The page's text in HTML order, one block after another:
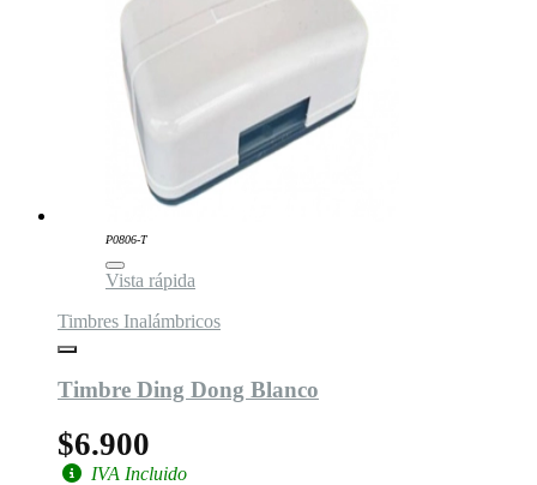
P0806-T
Vista rápida
Timbres Inalámbricos
Timbre Ding Dong Blanco
$6.900
IVA Incluido